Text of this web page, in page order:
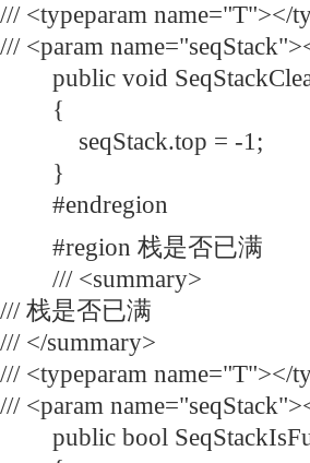
/// <typeparam name="T"></
/// <param
public void
{
seqStack.top = -1;
}
#endregion
#region 栈是否已满
/// <summary>
/// 栈是否已满
/// </summary>
/// <typeparam name="T"></
/// <param
public bool